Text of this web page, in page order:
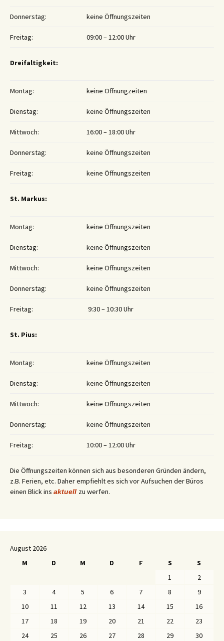
Donnerstag: keine Öffnungszeiten
Freitag: 09:00 – 12:00 Uhr
Dreifaltigkeit:
Montag: keine Öffnungzeiten
Dienstag: keine Öffnungszeiten
Mittwoch: 16:00 – 18:00 Uhr
Donnerstag: keine Öffnungszeiten
Freitag: keine Öffnungszeiten
St. Markus:
Montag: keine Öffnungszeiten
Dienstag: keine Öffnungszeiten
Mittwoch: keine Öffnungszeiten
Donnerstag: keine Öffnungszeiten
Freitag: 9:30 – 10:30 Uhr
St. Pius:
Montag: keine Öffnungszeiten
Dienstag: keine Öffnungszeiten
Mittwoch: keine Öffnungszeiten
Donnerstag: keine Öffnungszeiten
Freitag: 10:00 – 12:00 Uhr
Die Öffnungszeiten können sich aus besonderen Gründen ändern,
z.B. Ferien, etc. Daher empfiehlt es sich vor Aufsuchen der Büros
einen Blick ins aktuell zu werfen.
August 2026
M
D M D F S
S
1
2
3
4 5 6 7 8
9
10
11 12 13 14 15
16
17
18 19 20 21 22
23
24
25 26 27 28 29
30